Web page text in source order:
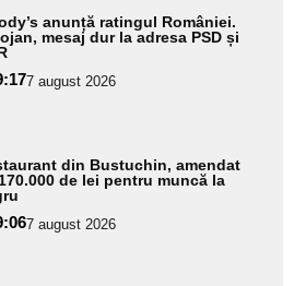
anunță ratingul României.
mesaj dur la adresa PSD și
7 august 2026
din Bustuchin, amendat
de lei pentru muncă la
7 august 2026